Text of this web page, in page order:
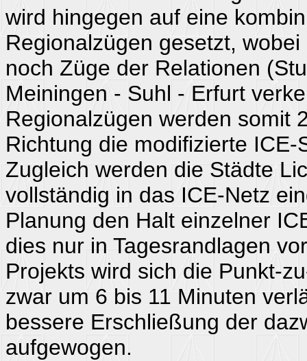
wird hingegen auf eine
Regionalzügen gesetzt,
noch Züge der Relationen
Meiningen - Suhl - Erfurt
Regionalzügen werden somit
Richtung die modifizierte
Zugleich werden die Städte
vollständig in das ICE-Netz
Planung den Halt einzelner
dies nur in Tagesrandlagen
Projekts wird sich die Punkt-
zwar um 6 bis 11 Minuten
bessere Erschließung der
aufgewogen.